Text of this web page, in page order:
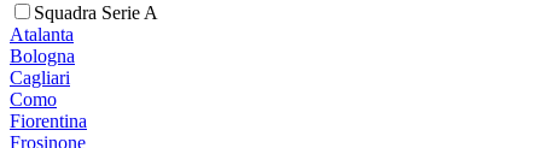
Squadra Serie A
Atalanta
Bologna
Cagliari
Como
Fiorentina
Frosinone